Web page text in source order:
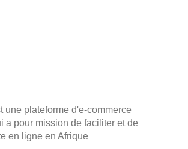
une plateforme d'e-commerce
a pour mission de faciliter et de
en ligne en Afrique